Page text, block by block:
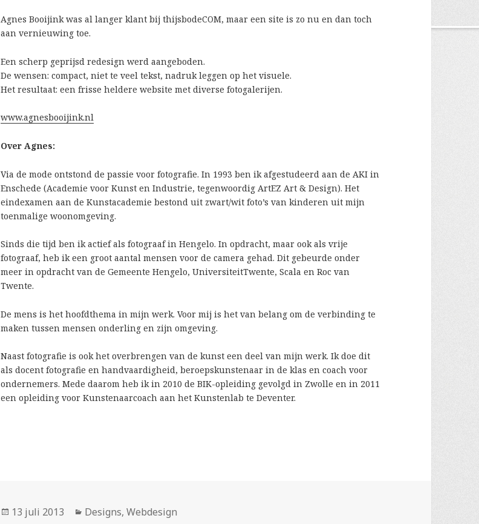
Agnes Booijink was al langer klant bij thijsbodeCOM, maar een site is zo nu en dan toch
aan vernieuwing toe.
Een scherp geprijsd redesign werd aangeboden.
De wensen: compact, niet te veel tekst, nadruk leggen op het visuele.
Het resultaat: een frisse heldere website met diverse fotogalerijen.
www.agnesbooijink.nl
Over Agnes:
Via de mode ontstond de passie voor fotografie. In 1993 ben ik afgestudeerd aan de AKI in
Enschede (Academie voor Kunst en Industrie, tegenwoordig ArtEZ Art & Design). Het
eindexamen aan de Kunstacademie bestond uit zwart/wit foto’s van kinderen uit mijn
toenmalige woonomgeving.
Sinds die tijd ben ik actief als fotograaf in Hengelo. In opdracht, maar ook als vrije
fotograaf, heb ik een groot aantal mensen voor de camera gehad. Dit gebeurde onder
meer in opdracht van de Gemeente Hengelo, UniversiteitTwente, Scala en Roc van
Twente.
De mens is het hoofdthema in mijn werk. Voor mij is het van belang om de verbinding te
maken tussen mensen onderling en zijn omgeving.
Naast fotografie is ook het overbrengen van de kunst een deel van mijn werk. Ik doe dit
als docent fotografie en handvaardigheid, beroepskunstenaar in de klas en coach voor
ondernemers. Mede daarom heb ik in 2010 de BIK-opleiding gevolgd in Zwolle en in 2011
een opleiding voor Kunstenaarcoach aan het Kunstenlab te Deventer.
Geplaatst
13 juli 2013 Categorieën
Designs,Webdesign